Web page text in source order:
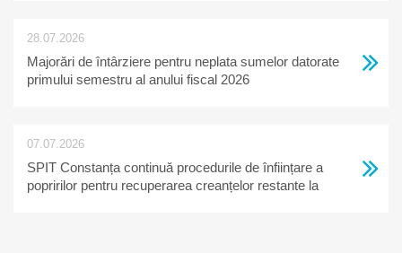
28.07.2026
Majorări de întârziere pentru neplata sumelor datorate
primului semestru al anului fiscal 2026
07.07.2026
SPIT Constanța continuă procedurile de înființare a
popririlor pentru recuperarea creanțelor restante la